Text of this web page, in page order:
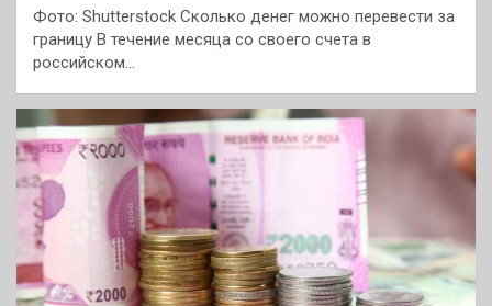
Фото: Shutterstock Сколько денег можно перевести за
границу В течение месяца со своего счета в
российском…